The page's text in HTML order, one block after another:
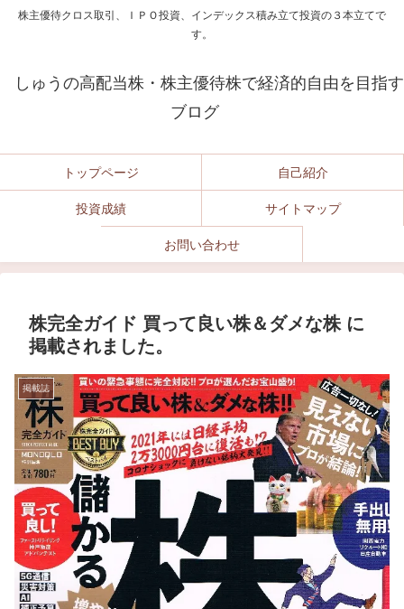
株主優待クロス取引、ＩＰＯ投資、インデックス積み立て投資の３本立てで
す。
しゅうの高配当株・株主優待株で経済的自由を目指す
ブログ
トップページ 自己紹介
投資成績 サイトマップ
お問い合わせ
株完全ガイド 買って良い株＆ダメな株 に
掲載されました。
掲載誌